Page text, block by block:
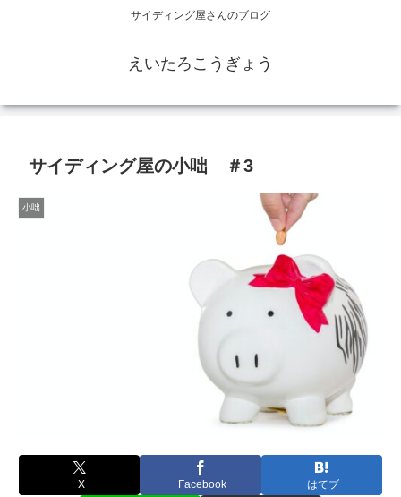
サイディング屋さんのブログ
えいたろこうぎょう
サイディング屋の小咄 ＃3
小咄
X Facebook はてブ